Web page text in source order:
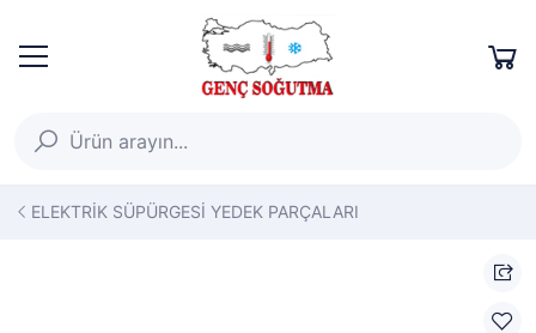
ELEKTRİK SÜPÜRGESİ YEDEK PARÇALARI